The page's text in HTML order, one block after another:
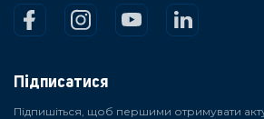
Підписатися
Підпишіться, щоб першими отримувати